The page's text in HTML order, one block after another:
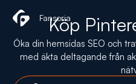
Fansoria
Köp
Öka din hemsidas SEO och
med äkta deltagande från